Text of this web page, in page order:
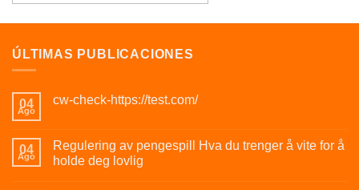
ÚLTIMAS PUBLICACIONES
04
Ago
cw-check-https://test.com/
04
Ago
Regulering av pengespill Hva du trenger å vite for å
holde deg lovlig